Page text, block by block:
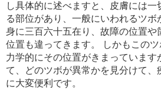
し具体的に述べますと、皮膚には一
る部位があり、一般にいわれるツボ
身に三百六十五在り、故障の位置や
位置も違ってきます。 しかもこの
力学的にその位置がきまっています
て、どのツボが異常かを見分けて、
に大変便利です。